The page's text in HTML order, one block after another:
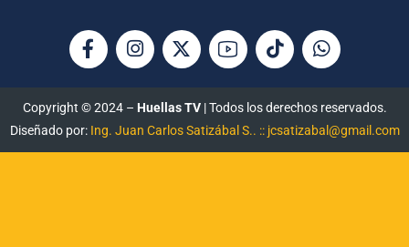
Copyright © 2024 – Huellas TV| Todos los derechos reservados.
Diseñado por: Ing. Juan Carlos Satizábal S.. :: jcsatizabal@gmail.com